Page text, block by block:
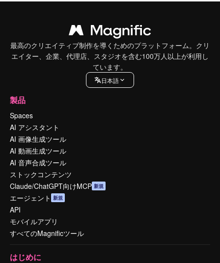
最高のクリエイティブ制作を導くためのプラットフォーム。クリ
エイター、企業、代理店、スタジオを含む100万人以上が利用し
ています。
日本語
製品
Spaces
AI アシスタント
AI 画像生成ツール
AI 動画生成ツール
AI 音声合成ツール
ストックコンテンツ
Claude/ChatGPT向けMCP 新規
エージェント 新規
API
モバイルアプリ
すべてのMagnificツール
はじめに